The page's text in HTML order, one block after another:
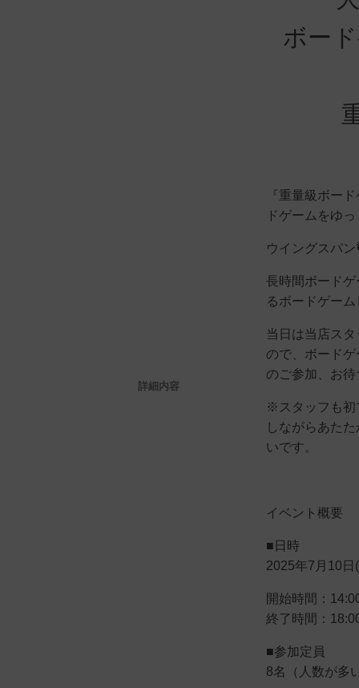
詳細内容
ボー
『重量級ボー
ドゲームをゆ
ウイングスパ
長時間ボード
るボードゲー
当日は当店ス
ので、ボード
のご参加、お
※スタッフも初
しながらあた
いです。
イベント概要
■日時
2025年7月10日
開始時間：
終了時間：
■参加定員
8名（人数が多